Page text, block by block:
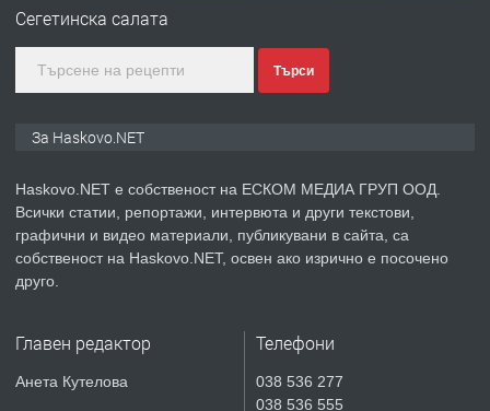
преди 3 дни
ПРЕДЛАГА
Продавам парцел в гр. Хасково кв.
Сегетинска салата
Търси
За Haskovo.NET
Haskovo.NET е собственост на ЕСКОМ МЕДИА ГРУП ООД.
Всички статии, репортажи, интервюта и други текстови,
графични и видео материали, публикувани в сайта, са
собственост на Haskovo.NET, освен ако изрично е посочено
друго.
Главен редактор
Анета Кутелова
Телефони
038 536 277
038 536 555